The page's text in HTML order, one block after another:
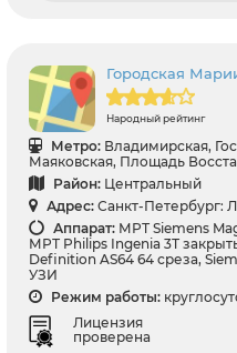
Городская
Народный рейтинг
Метро: Владимирская,
Маяковская, Площадь
Район: Центральный
Адрес: Санкт-Петербург:
Аппарат: МРТ Siemens
МРТ Philips Ingenia 3Т
Definition AS64 64 среза,
УЗИ
Режим работы:
Лицензия
проверена